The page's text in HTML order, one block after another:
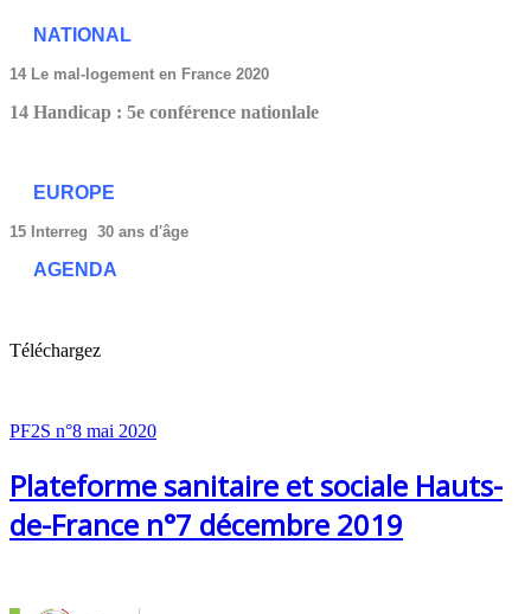
NATIONAL
14 Le mal-logement en France 2020
14 Handicap : 5e conférence nationlale
EUROPE
15 Interreg 30 ans d'âge
AGENDA
Téléchargez
PF2S n°8 mai 2020
Plateforme sanitaire et sociale Hauts-
de-France n°7 décembre 2019